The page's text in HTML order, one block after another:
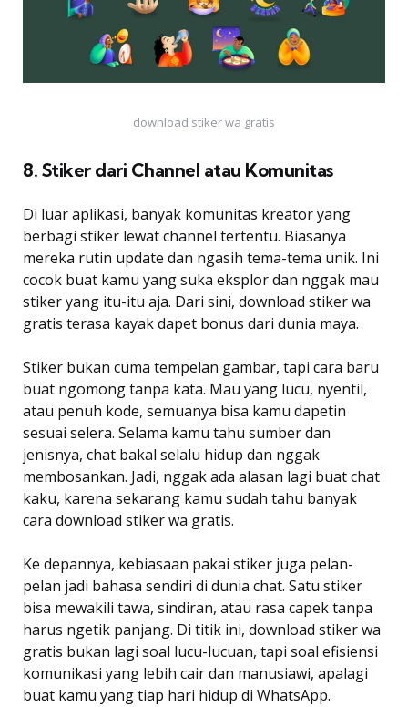
download stiker wa gratis
8. Stiker dari Channel atau Komunitas
Di luar aplikasi, banyak komunitas kreator yang
berbagi stiker lewat channel tertentu. Biasanya
mereka rutin update dan ngasih tema-tema unik. Ini
cocok buat kamu yang suka eksplor dan nggak mau
stiker yang itu-itu aja. Dari sini, download stiker wa
gratis terasa kayak dapet bonus dari dunia maya.
Stiker bukan cuma tempelan gambar, tapi cara baru
buat ngomong tanpa kata. Mau yang lucu, nyentil,
atau penuh kode, semuanya bisa kamu dapetin
sesuai selera. Selama kamu tahu sumber dan
jenisnya, chat bakal selalu hidup dan nggak
membosankan. Jadi, nggak ada alasan lagi buat chat
kaku, karena sekarang kamu sudah tahu banyak
cara download stiker wa gratis.
Ke depannya, kebiasaan pakai stiker juga pelan-
pelan jadi bahasa sendiri di dunia chat. Satu stiker
bisa mewakili tawa, sindiran, atau rasa capek tanpa
harus ngetik panjang. Di titik ini, download stiker wa
gratis bukan lagi soal lucu-lucuan, tapi soal efisiensi
komunikasi yang lebih cair dan manusiawi, apalagi
buat kamu yang tiap hari hidup di WhatsApp.